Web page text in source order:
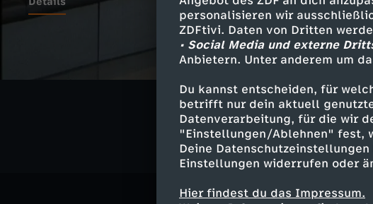
personalisieren wir
ZDFtivi. Daten von Dritten
• Social Media und externe
Anbietern. Unter anderem um
Du kannst entscheiden, für
betrifft nur dein aktuell
Datenverarbeitung, für die wir
"Einstellungen/Ablehnen" fest,
Deine
Einstellungen widerrufen oder
Hier findest du das Impressum.
Ähnliche
Politik Livestream